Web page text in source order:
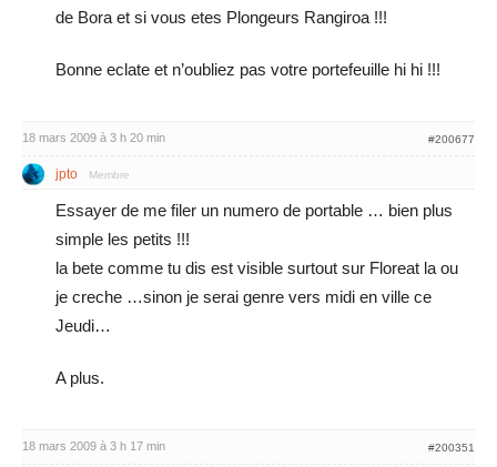
de Bora et si vous etes Plongeurs Rangiroa !!!
Bonne eclate et n’oubliez pas votre portefeuille hi hi !!!
18 mars 2009 à 3 h 20 min #200677
jpto Membre
Essayer de me filer un numero de portable … bien plus
simple les petits !!!
la bete comme tu dis est visible surtout sur Floreat la ou
je creche …sinon je serai genre vers midi en ville ce
Jeudi…
A plus.
18 mars 2009 à 3 h 17 min #200351